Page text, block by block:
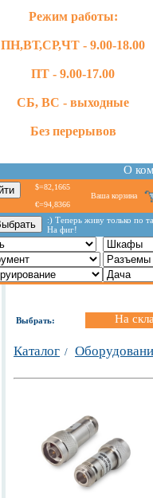
Режим работы:
ПН,ВТ,СР,ЧТ - 9.00-18.00
ПТ - 9.00-17.00
СБ, ВС - выходные
Без перерывов
О
$=82,1665
€=94,8366
Ваша корзина
:) Теперь живу только по
На фиг!
Выбрать: На
Каталог /